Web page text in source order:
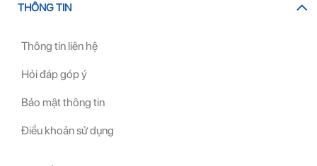
THÔNG TIN
Thông tin liên hệ
Hỏi đáp góp ý
Bảo mật thông tin
Điều khoản sử dụng